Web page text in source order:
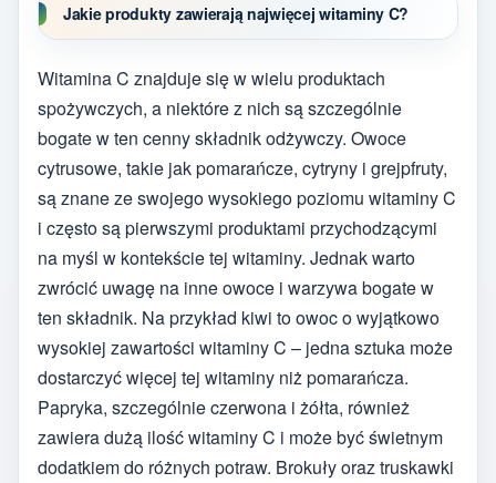
Jakie produkty zawierają najwięcej witaminy C?
Witamina C znajduje się w wielu produktach
spożywczych, a niektóre z nich są szczególnie
bogate w ten cenny składnik odżywczy. Owoce
cytrusowe, takie jak pomarańcze, cytryny i grejpfruty,
są znane ze swojego wysokiego poziomu witaminy C
i często są pierwszymi produktami przychodzącymi
na myśl w kontekście tej witaminy. Jednak warto
zwrócić uwagę na inne owoce i warzywa bogate w
ten składnik. Na przykład kiwi to owoc o wyjątkowo
wysokiej zawartości witaminy C – jedna sztuka może
dostarczyć więcej tej witaminy niż pomarańcza.
Papryka, szczególnie czerwona i żółta, również
zawiera dużą ilość witaminy C i może być świetnym
dodatkiem do różnych potraw. Brokuły oraz truskawki